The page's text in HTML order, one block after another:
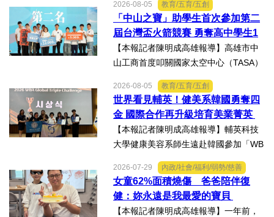
徵用作業演練。【記者陳明成台中報
導】為驗證全民防衛動員機制，苗栗市
後備軍人輔導中心配合第五...
2026-08-05 教育/五育/五創
「中山之寶」助學生首次參加第二
屆台灣盃火箭競賽 勇奪高中學生1
K組亞軍
【本報記者陳明成高雄報導】高雄市中
山工商首度叩關國家太空中心（TASA）
一路過關斬將，順利完成火箭發射，並
將全箭完整回收，勇奪高中學生1K組亞
軍，表現亮眼。陳國清...
2026-08-05 教育/五育/五創
世界看見輔英！健美系韓國勇奪四
金 國際合作再升級培育美業菁英
【本報記者陳明成高雄報導】輔英科技
大學健康美容系師生遠赴韓國參加「WB
賽」及「2026WBAGlobalTripleChallen
ge全球美學現場賽」，展現紮實專業實
力，師生聯手勇奪四金、...
2026-07-29 內政/社會/福利/弱勢/慈善
女童62%面積燒傷 爸爸陪伴復
健：妳永遠是我最愛的寶貝
【本報記者陳明成高雄報導】一年前，